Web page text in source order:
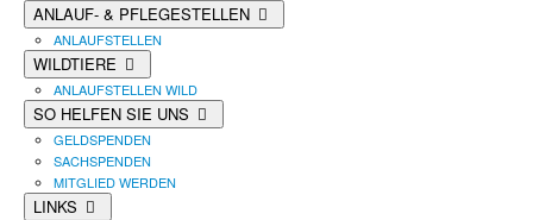
ANLAUF- & PFLEGESTELLEN
ANLAUFSTELLEN
WILDTIERE
ANLAUFSTELLEN WILD
SO HELFEN SIE UNS
GELDSPENDEN
SACHSPENDEN
MITGLIED WERDEN
LINKS